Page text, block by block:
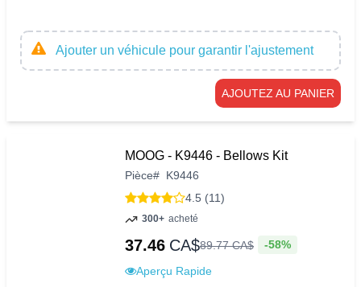
Ajouter un véhicule pour garantir l'ajustement
AJOUTEZ AU PANIER
MOOG - K9446 - Bellows Kit
Pièce# K9446
4.5 (11)
300+ acheté
37.46 CA$89.77CA$ -58%
Aperçu Rapide